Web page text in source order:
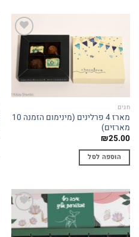
Add to
wishlist
חגים
מארז 4 פרלינים (מינימום הזמנה 10
מארזים)
₪25.00
הוספה לסל
Add to
wishlist